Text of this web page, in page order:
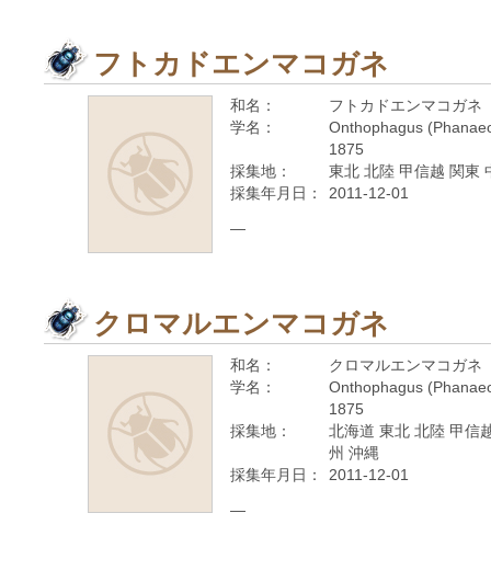
フトカドエンマコガネ
和名：
フトカドエンマコガネ
学名：
Onthophagus
1875
採集地：
東北 北陸 甲信越 関東
採集年月日：
2011-12-01
—
クロマルエンマコガネ
和名：
クロマルエンマコガネ
学名：
Onthophagus
1875
採集地：
北海道 東北 北陸 甲信
州 沖縄
採集年月日：
2011-12-01
—